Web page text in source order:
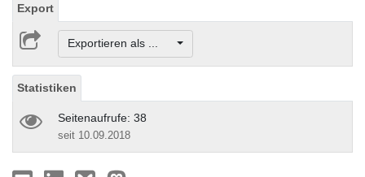
Export
Exportieren als ...
Statistiken
Seitenaufrufe: 38
seit 10.09.2018